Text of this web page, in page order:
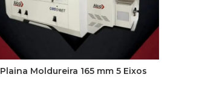
Plaina Moldureira 165 mm 5 Eixos